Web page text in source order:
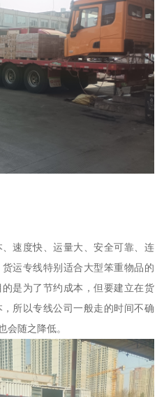
速度快、运量大、安全可靠、连
运专线特别适合大型笨重物品的
是为了节约成本，但要建立在货
所以专线公司一般走的时间不确
会随之降低。